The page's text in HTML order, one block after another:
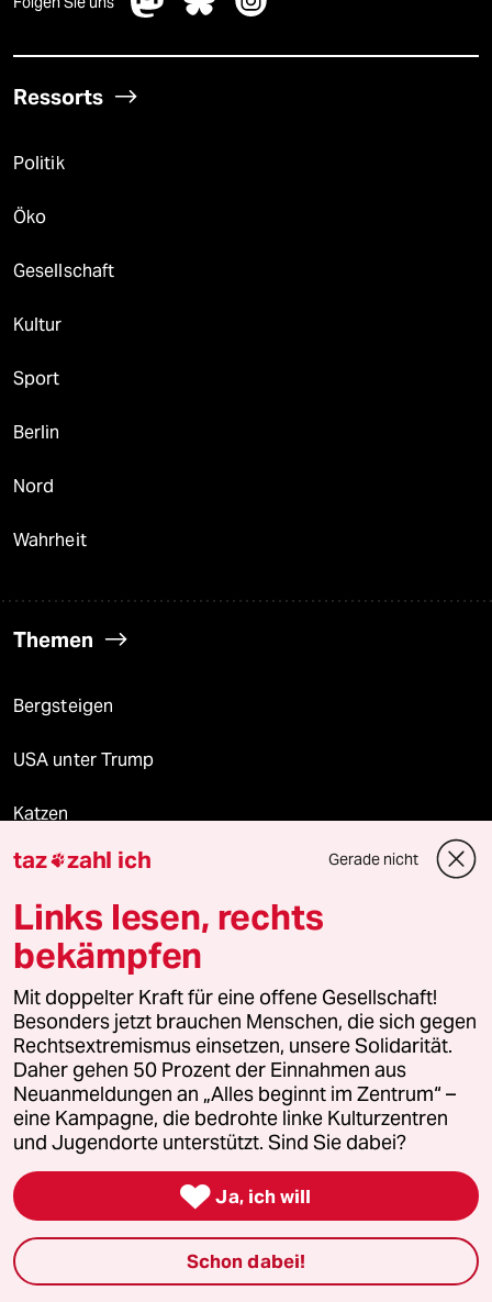
Ressorts
Politik
Öko
Gesellschaft
Kultur
Sport
Berlin
Nord
Wahrheit
Themen
Bergsteigen
USA unter Trump
Katzen
Landtagswahl in Sachsen-Anhalt
Ceuta
Hitze
Verlag
Aktuelles
Hausblog
Die Seitenwende
taz zahl ich Gerade nicht
Links lesen, rechts
bekämpfen
Mit doppelter Kraft für eine offene Gesellschaft!
Besonders jetzt brauchen Menschen, die sich gegen
Rechtsextremismus einsetzen, unsere Solidarität.
Daher gehen 50 Prozent der Einnahmen aus
Neuanmeldungen an „Alles beginnt im Zentrum“ –
eine Kampagne, die bedrohte linke Kulturzentren
und Jugendorte unterstützt. Sind Sie dabei?
 Ja, ich will
Schon dabei!